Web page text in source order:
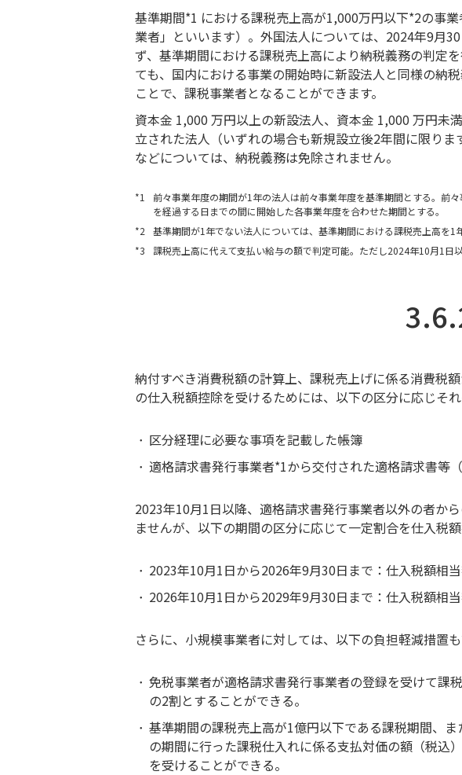
基準期間*1 における課税売上高が1,000万円以下*2の事
業者」といいます）。外国法人については、2024年9月
ず、基準期間における課税売上高により納税義務の判定
ても、国内における事業の開始時に新設法人と同様の納
ことで、課税事業者となることができます。
資本金 1,000 万円以上の新設法人、資本金 1,000 万円未
立された法人（いずれの場合も新規設立後2年間に限り
などについては、納税義務は免除されません。
*1
前々事業年度の期間が1年の法人は前々事業年度を基準期間とする。前
を経過する日までの間に開始した各事業年度を合わせた期間とする。
*2
基準期間が1年でない法人については、基準期間における課税売上高を1
*3
課税売上高に代えて支払い給与の額で判定可能。ただし2024年10月1日
納付すべき消費税額の計算上、課税売上げに係る消費税
の仕入税額控除を受けるためには、以下の区分に応じそ
区分経理に必要な事項を記載した帳簿
適格請求書発行事業者*1から交付された適格請求書等（
2023年10月1日以降、適格請求書発行事業者以外の者か
ませんが、以下の期間の区分に応じて一定割合を仕入税
2023年10月1日から2026年9月30日まで：仕入税額相
2026年10月1日から2029年9月30日まで：仕入税額相
さらに、小規模事業者に対しては、以下の負担軽減措置も
免税事業者が適格請求書発行事業者の登録を受けて課
の2割とすることができる。
基準期間の課税売上高が1億円以下である課税期間、
の期間に行った課税仕入れに係る支払対価の額（税込
を受けることができる。